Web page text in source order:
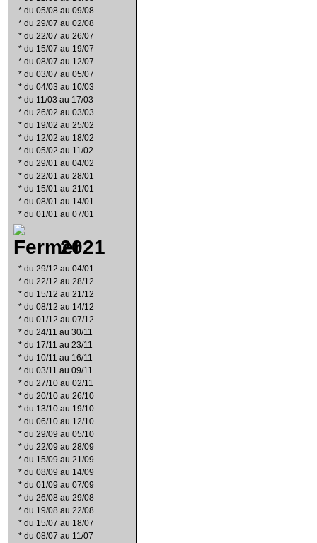
* du 05/08 au 09/08
* du 29/07 au 02/08
* du 22/07 au 26/07
* du 15/07 au 19/07
* du 08/07 au 12/07
* du 03/07 au 05/07
* du 04/03 au 10/03
* du 11/03 au 17/03
* du 26/02 au 03/03
* du 19/02 au 25/02
* du 12/02 au 18/02
* du 05/02 au 11/02
* du 29/01 au 04/02
* du 22/01 au 28/01
* du 15/01 au 21/01
* du 08/01 au 14/01
* du 01/01 au 07/01
2021
* du 29/12 au 04/01
* du 22/12 au 28/12
* du 15/12 au 21/12
* du 08/12 au 14/12
* du 01/12 au 07/12
* du 24/11 au 30/11
* du 17/11 au 23/11
* du 10/11 au 16/11
* du 03/11 au 09/11
* du 27/10 au 02/11
* du 20/10 au 26/10
* du 13/10 au 19/10
* du 06/10 au 12/10
* du 29/09 au 05/10
* du 22/09 au 28/09
* du 15/09 au 21/09
* du 08/09 au 14/09
* du 01/09 au 07/09
* du 26/08 au 29/08
* du 19/08 au 22/08
* du 15/07 au 18/07
* du 08/07 au 11/07